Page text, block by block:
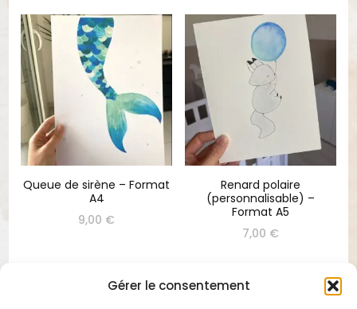
Gérer le consentement
Queue de sirène – Format
A4
9,00 €
Renard polaire
(personnalisable) –
Format A5
7,00 €